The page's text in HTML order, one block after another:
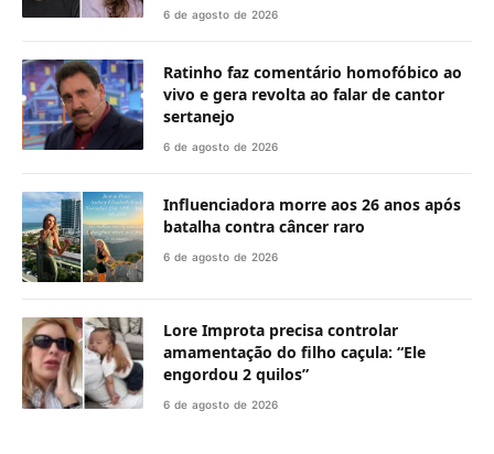
6 de agosto de 2026
Ratinho faz comentário homofóbico ao
vivo e gera revolta ao falar de cantor
sertanejo
6 de agosto de 2026
Influenciadora morre aos 26 anos após
batalha contra câncer raro
6 de agosto de 2026
Lore Improta precisa controlar
amamentação do filho caçula: “Ele
engordou 2 quilos”
6 de agosto de 2026